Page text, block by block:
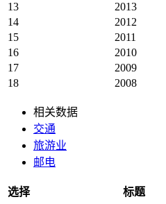
13
2013
14
2012
15
2011
16
2010
17
2009
18
2008
相关数据
交通
旅游业
邮电
选择 标题